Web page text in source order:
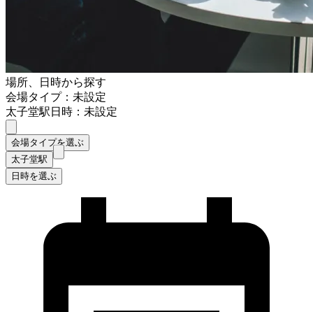
場所、日時から探す
会場タイプ：未設定
太子堂駅日時：未設定
会場タイプを選ぶ
太子堂駅
日時を選ぶ